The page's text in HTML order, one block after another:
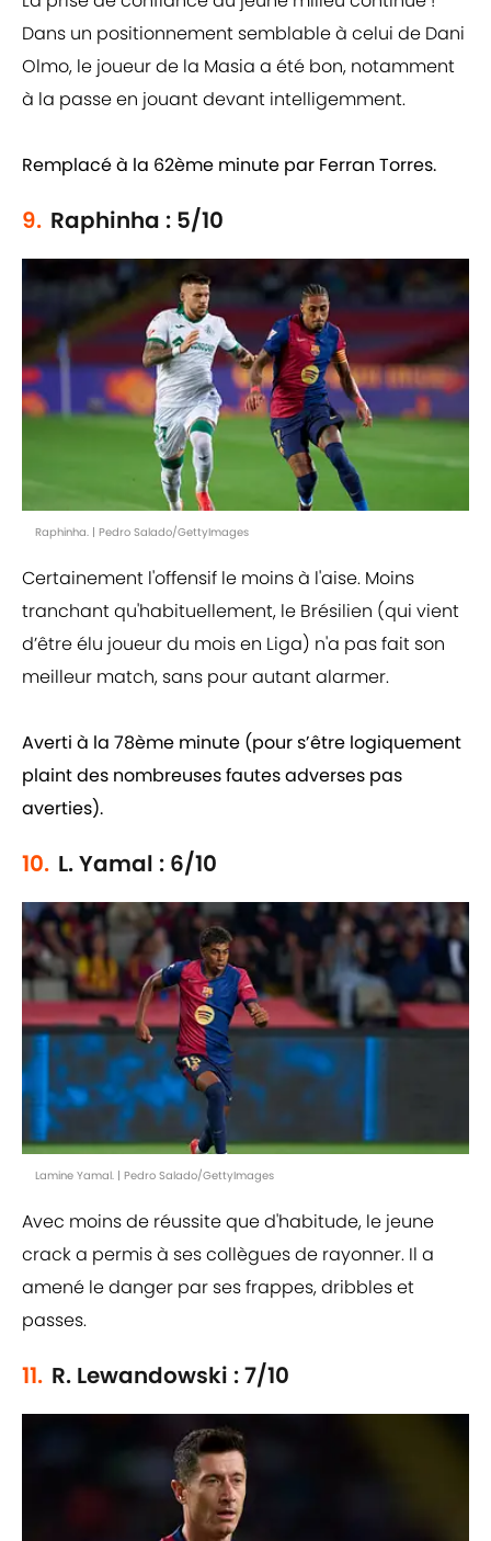
Dans un positionnement semblable à celui de Dani
Olmo, le joueur de la Masia a été bon, notamment
à la passe en jouant devant intelligemment.
Remplacé à la 62ème minute par Ferran Torres.
9. Raphinha : 5/10
Raphinha. | Pedro Salado/GettyImages
Certainement l'offensif le moins à l'aise. Moins
tranchant qu'habituellement, le Brésilien (qui vient
d’être élu joueur du mois en Liga) n'a pas fait son
meilleur match, sans pour autant alarmer.
Averti à la 78ème minute (pour s’être logiquement
plaint des nombreuses fautes adverses pas
averties).
10. L. Yamal : 6/10
Lamine Yamal. | Pedro Salado/GettyImages
Avec moins de réussite que d'habitude, le jeune
crack a permis à ses collègues de rayonner. Il a
amené le danger par ses frappes, dribbles et
passes.
11. R. Lewandowski : 7/10